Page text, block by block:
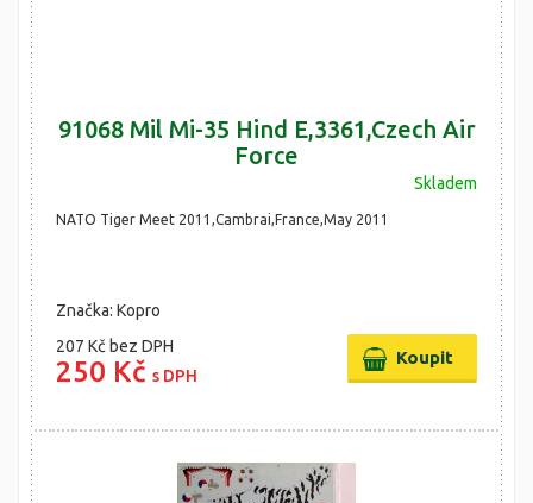
91068 Mil Mi-35 Hind E,3361,Czech Air
Force
Skladem
NATO Tiger Meet 2011,Cambrai,France,May 2011
Značka: Kopro
207 Kč bez DPH
250 Kč s DPH